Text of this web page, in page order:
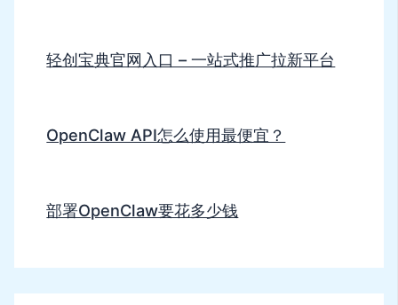
轻创宝典官网入口 – 一站式推广拉新平台
OpenClaw API怎么使用最便宜？
部署OpenClaw要花多少钱